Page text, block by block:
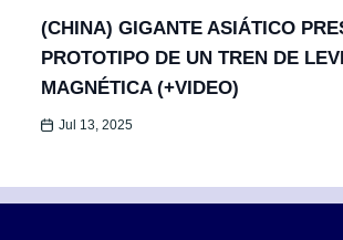
(CHINA) GIGANTE ASIÁTICO
PROTOTIPO DE UN TREN DE
MAGNÉTICA (+VIDEO)
Jul 13, 2025